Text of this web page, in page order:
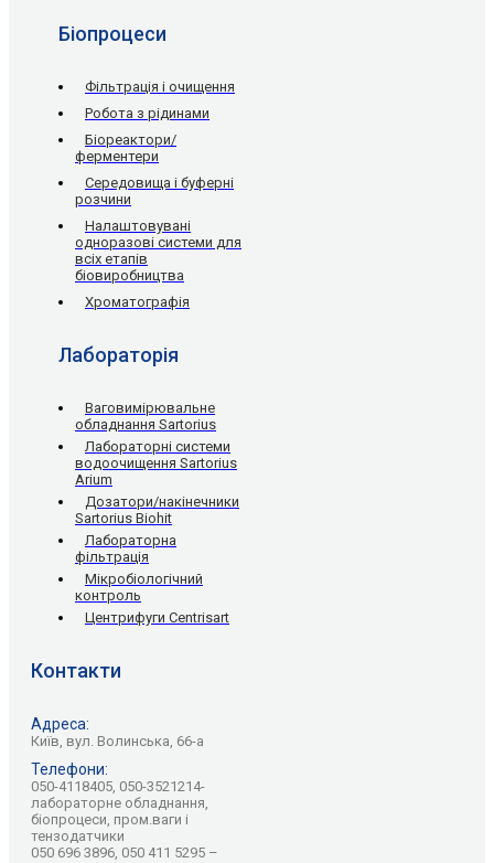
Біопроцеси
Фільтрація і очищення
Робота з рідинами
Біореактори/
ферментери
Середовища і буферні
розчини
Налаштовувані
одноразові системи для
всіх етапів
біовиробництва
Хроматографія
Лабораторія
Ваговимірювальне
обладнання Sartorius
Лабораторні системи
водоочищення Sartorius
Arium
Дозатори/накінечники
Sartorius Biohit
Лабораторна
фільтрація
Мікробіологічний
контроль
Центрифуги Centrisart
Контакти
Адреса:
Київ, вул. Волинська, 66-а
Телефони:
050-4118405, 050-3521214-
лабораторне обладнання,
біопроцеси, пром.ваги і
тензодатчики
050 696 3896, 050 411 5295 –